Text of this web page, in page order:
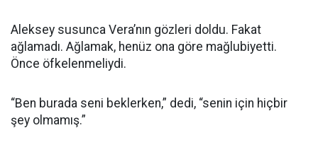
Aleksey susunca Vera’nın gözleri doldu. Fakat
ağlamadı. Ağlamak, henüz ona göre mağlubiyetti.
Önce öfkelenmeliydi.
“Ben burada seni beklerken,” dedi, “senin için hiçbir
şey olmamış.”